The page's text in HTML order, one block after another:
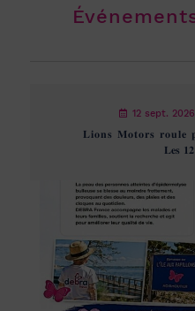
12 sept. 2026
𝐋𝐢𝐨𝐧𝐬 𝐌𝐨𝐭𝐨𝐫𝐬
𝐋𝐞𝐬